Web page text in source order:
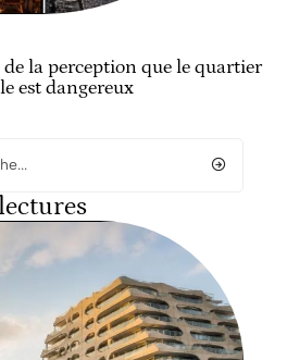
de la perception que le quartier
est dangereux